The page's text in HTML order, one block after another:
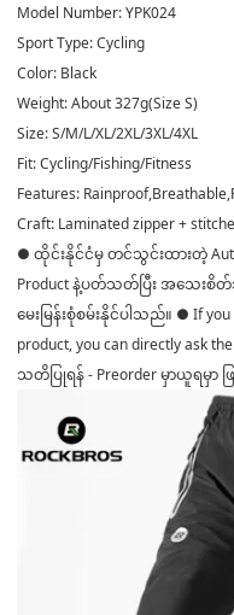
Model Number: YPK024
Sport Type: Cycling
Color: Black
Weight: About 327g(Size S)
Size: S/M/L/XL/2XL/3XL/4XL
Fit: Cycling/Fishing/Fitness
Features:
Craft: Laminated zipper +
● ထိုင်းနိုင်ငံမှ တင်သွင်းထားတဲ့
Product နဲ့ပတ်သတ်ပြီး အသေးစိ
မေးမြန်းစုံစမ်းနိုင်ပါသည်။ ● If
product, you can directly ask
သတိပြုရန် - Preorder မှာယူရမှာ ဖ